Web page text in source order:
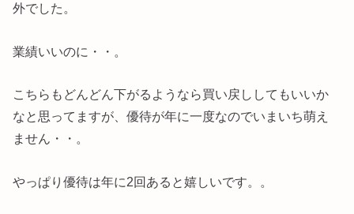
外でした。
業績いいのに・・。
こちらもどんどん下がるようなら買い戻ししてもいいか
なと思ってますが、優待が年に一度なのでいまいち萌え
ません・・。
やっぱり優待は年に2回あると嬉しいです。。